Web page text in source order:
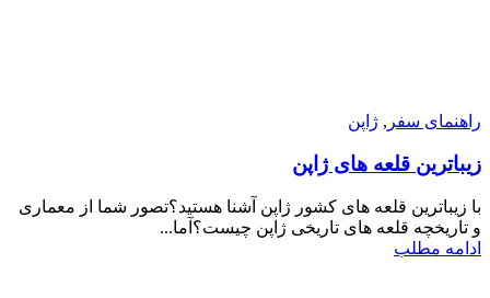
راهنمای سفر , ژاپن
زیباترین قلعه های ژاپن
با زیباترین قلعه های کشور ژاپن آشنا هستید؟تصور شما از معماری
و تاریخچه قلعه های تاریخی ژاپن چیست؟آما...
ادامه مطلب